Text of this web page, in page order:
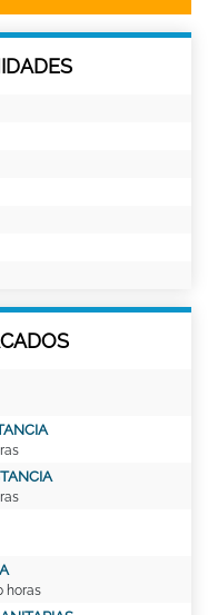
horas